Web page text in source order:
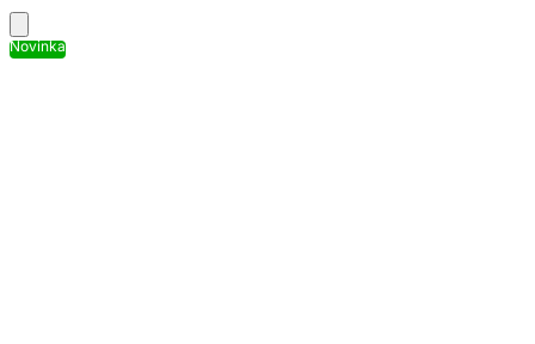
Novinka